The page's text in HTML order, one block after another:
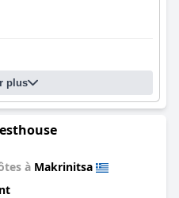
prévu et aient suggéré
exceptionnel, la
d'être vécue.
plus
à Makrinitsa